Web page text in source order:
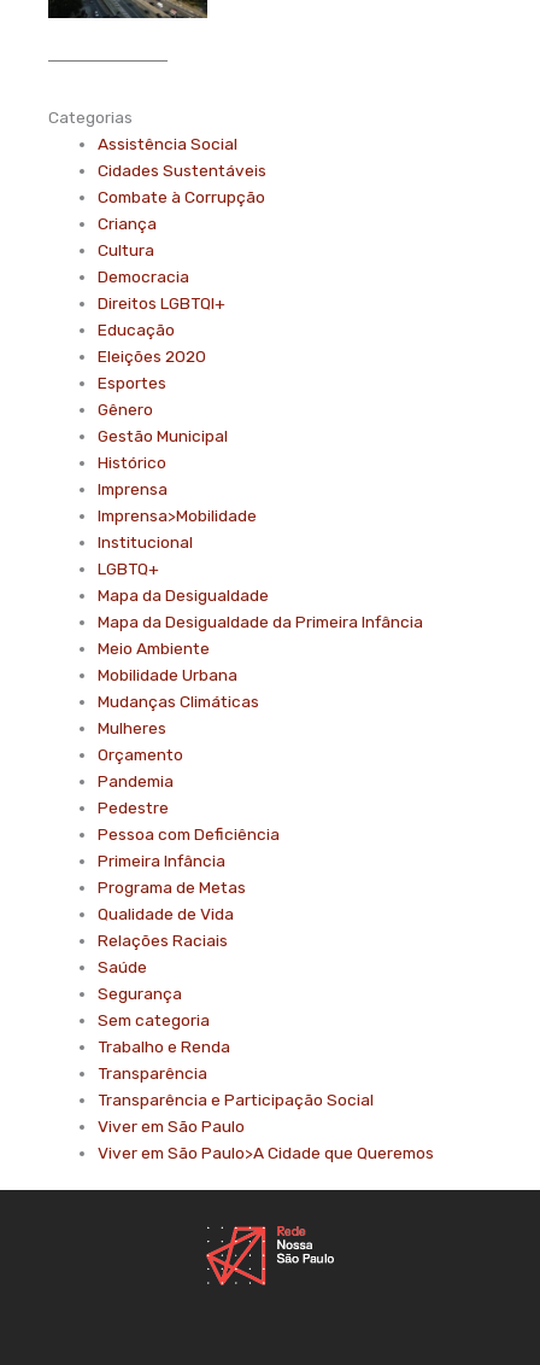
Categorias
Assistência Social
Cidades Sustentáveis
Combate à Corrupção
Criança
Cultura
Democracia
Direitos LGBTQI+
Educação
Eleições 2020
Esportes
Gênero
Gestão Municipal
Histórico
Imprensa
Imprensa>Mobilidade
Institucional
LGBTQ+
Mapa da Desigualdade
Mapa da Desigualdade da Primeira Infância
Meio Ambiente
Mobilidade Urbana
Mudanças Climáticas
Mulheres
Orçamento
Pandemia
Pedestre
Pessoa com Deficiência
Primeira Infância
Programa de Metas
Qualidade de Vida
Relações Raciais
Saúde
Segurança
Sem categoria
Trabalho e Renda
Transparência
Transparência e Participação Social
Viver em São Paulo
Viver em São Paulo>A Cidade que Queremos